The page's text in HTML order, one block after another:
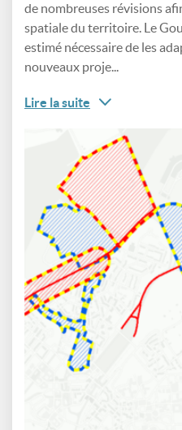
de nombreuses révisions
spatiale du territoire. Le
estimé nécessaire de les
nouveaux proje...
Lire la suite